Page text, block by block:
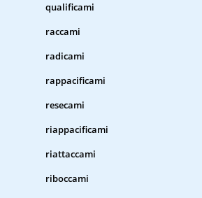
qualificami
raccami
radicami
rappacificami
resecami
riappacificami
riattaccami
riboccami